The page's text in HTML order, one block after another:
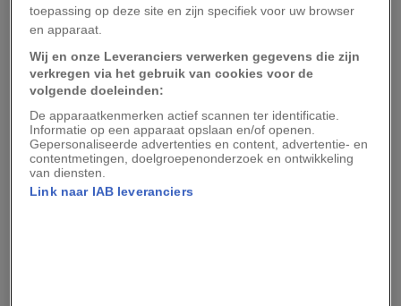
een van ‘s werelds spectaculairste uitdagingen
voor klimmers. De punt wordt meestal
gefotografeerd vanaf de noordzijde, maar Wright
wilde een beklimming vastleggen langs de
zuidelijke route (‘The Sorceror’). Klimmer Mayan
Smith-Gobat moest hiervoor afdalen van de
helling ernaast en aan een touw naar de voet van
de Totem Pole zwaaien. Wright, Smith-Gobat en
toepassing op deze site en zijn specifiek voor uw browser
en apparaat.
Wij en onze Leveranciers verwerken gegevens die zijn
verkregen via het gebruik van cookies voor de
volgende doeleinden:
De apparaatkenmerken actief scannen ter identificatie.
Informatie op een apparaat opslaan en/of openen.
Gepersonaliseerde advertenties en content, advertentie- en
contentmetingen, doelgroepenonderzoek en ontwikkeling
van diensten.
Link naar IAB leveranciers